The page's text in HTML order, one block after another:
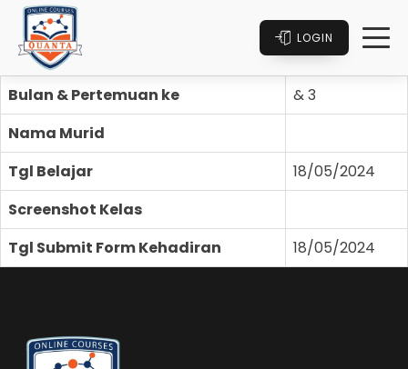
LOGIN
Bulan & Pertemuan ke
& 3
Nama Murid
Tgl Belajar
18/05/2024
Screenshot Kelas
Tgl Submit Form Kehadiran
18/05/2024